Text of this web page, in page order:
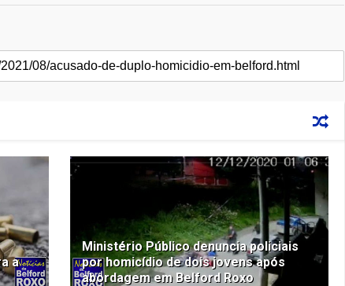
a
Ministério Público denuncia policiais
por homicídio de dois jovens após
abordagem em Belford Roxo